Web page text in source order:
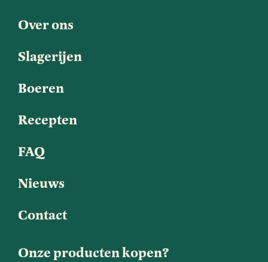
Over ons
Slagerijen
Boeren
Recepten
FAQ
Nieuws
Contact
Onze producten kopen?